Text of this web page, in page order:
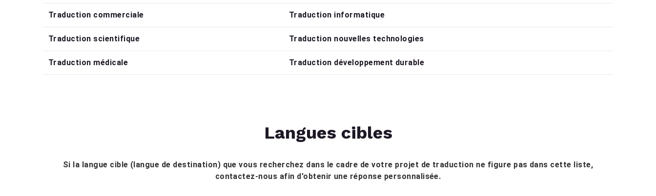
Traduction commerciale Traduction informatique
Traduction scientifique Traduction nouvelles technologies
Traduction médicale Traduction développement durable
Langues cibles
Si la langue cible (langue de destination) que vous recherchez dans le cadre de votre projet de traduction ne figure pas dans cette liste,
contactez-nous afin d'obtenir une réponse personnalisée.